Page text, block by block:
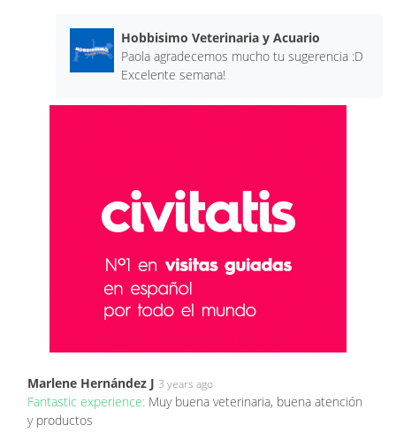
Hobbisimo Veterinaria y Acuario
Paola agradecemos mucho tu sugerencia :D
Excelente semana!
Marlene Hernández J 3 years ago
Fantastic experience: Muy buena veterinaria, buena atención
y productos